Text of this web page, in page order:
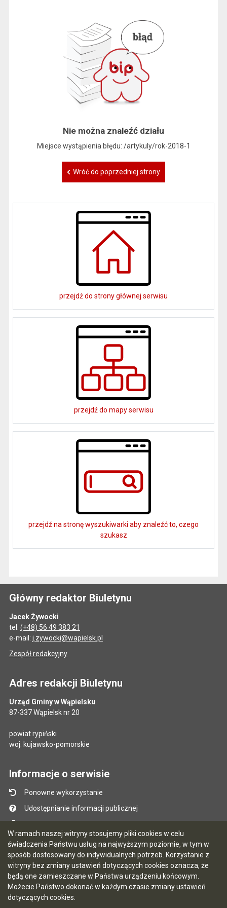
W ramach naszej witryny stosujemy pliki cookies w celu
świadczenia Państwu usług na najwyższym poziomie, w tym w
sposób dostosowany do indywidualnych potrzeb. Korzystanie z
witryny bez zmiany ustawień dotyczących cookies oznacza, że
będą one zamieszczane w Państwa urządzeniu końcowym.
Możecie Państwo dokonać w każdym czasie zmiany ustawień
dotyczących cookies.
Nie można znaleźć działu
Miejsce wystąpienia błędu: /artykuly/rok-2018-1
Wróć do poprzedniej strony
przejdź do strony głównej serwisu
przejdź do mapy serwisu
przejdź na stronę wyszukiwarki aby znaleźć to, czego
szukasz
Główny redaktor Biuletynu
Jacek Żywocki
tel. (+48) 56 49 383 21
e-mail: j.zywocki@wapielsk.pl
Zespół redakcyjny
Adres redakcji Biuletynu
Urząd Gminy w Wąpielsku
87-337 Wąpielsk nr 20
powiat rypiński
woj. kujawsko-pomorskie
Informacje o serwisie
Ponowne wykorzystanie
Udostępnianie informacji publicznej
Instrukcja obsługi
Statystyki oglądalności
Ostatnio dodane
Ostatnia aktualizacja BIP: 07.08.2026 13:39